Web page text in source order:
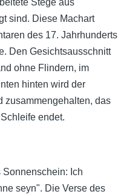
Stege aus
sind. Diese Machart
des 17. Jahrhunderts
Den Gesichtsausschnitt
ohne Flindern, im
hinten wird der
zusammengehalten, das
endet.
Ich
seyn". Die Verse des